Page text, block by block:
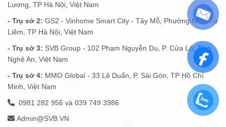
Lương, TP Hà Nội, Việt Nam
- Trụ sở 2: GS2 - Vinhome Smart City - Tây Mỗ, Phường Nam Từ
Liêm, TP Hà Nội, Việt Nam
- Trụ sở 3: SVB Group - 102 Phạm Nguyễn Du, P. Cửa Lò, Tỉnh
Nghệ An, Việt Nam
- Trụ sở 4: MMO Global - 33 Lê Duẩn, P. Sài Gòn, TP Hồ Chí
Minh, Việt Nam
0981 282 956 và 039 749 3986
Admin@SVB.VN